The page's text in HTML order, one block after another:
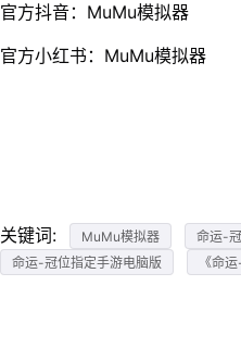
官方抖音：MuMu模拟器
官方小红书：MuMu模拟器
关键词: MuMu模拟器 命运-
命运-冠位指定手游电脑版
《命